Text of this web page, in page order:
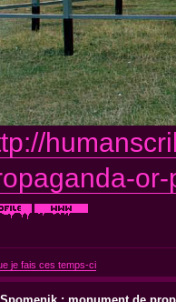
je fais ces temps-ci